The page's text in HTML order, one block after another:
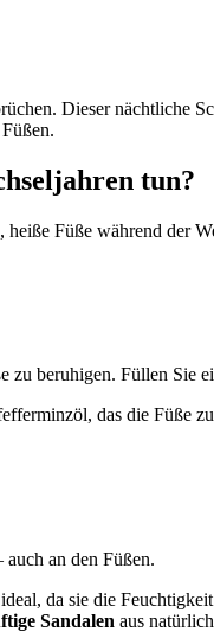
Dieser
tun?
Füße während der
beruhigen. Füllen Sie
das die Füße
an den Füßen.
da sie die
Sandalen aus